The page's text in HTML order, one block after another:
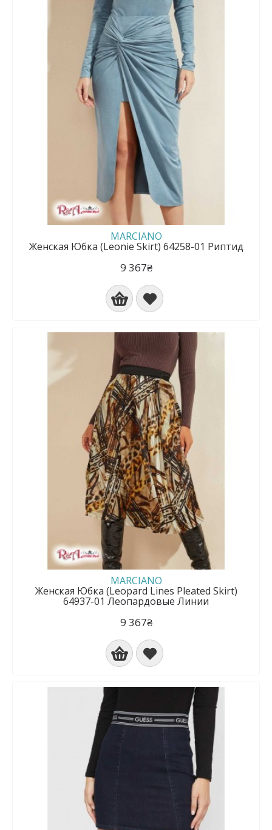
MARCIANO
Женская Юбка (Leonie Skirt) 64258-01 Риптид
9 367₴
MARCIANO
Женская Юбка (Leopard Lines Pleated Skirt)
64937-01 Леопардовые Линии
9 367₴